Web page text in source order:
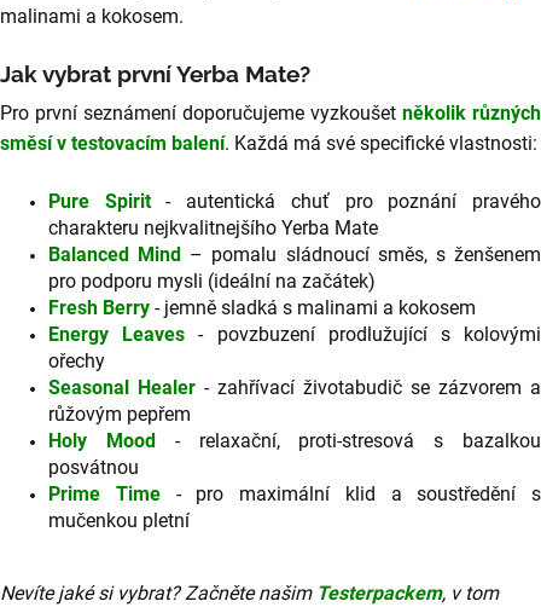
malinami a kokosem.
Jak vybrat první Yerba Mate?
Pro první seznámení doporučujeme vyzkoušet několik různých
směsí v testovacím balení. Každá má své specifické vlastnosti:
Pure Spirit- autentická chuť pro poznání pravého
charakteru nejkvalitnejšího Yerba Mate
Balanced Mind – pomalu sládnoucí směs, s ženšenem
pro podporu mysli (ideální na začátek)
Fresh Berry - jemně sladká s malinami a kokosem
Energy Leaves - povzbuzení prodlužující s kolovými
ořechy
Seasonal Healer - zahřívací životabudič se zázvorem a
růžovým pepřem
Holy Mood
- relaxační, proti-stresová s bazalkou
posvátnou
Prime Time- pro maximální klid a soustředění s
mučenkou pletní
Nevíte jaké si vybrat? Začněte našim Testerpackem, v tom